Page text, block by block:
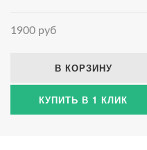
1900 руб
В КОРЗИНУ
КУПИТЬ В 1 КЛИК